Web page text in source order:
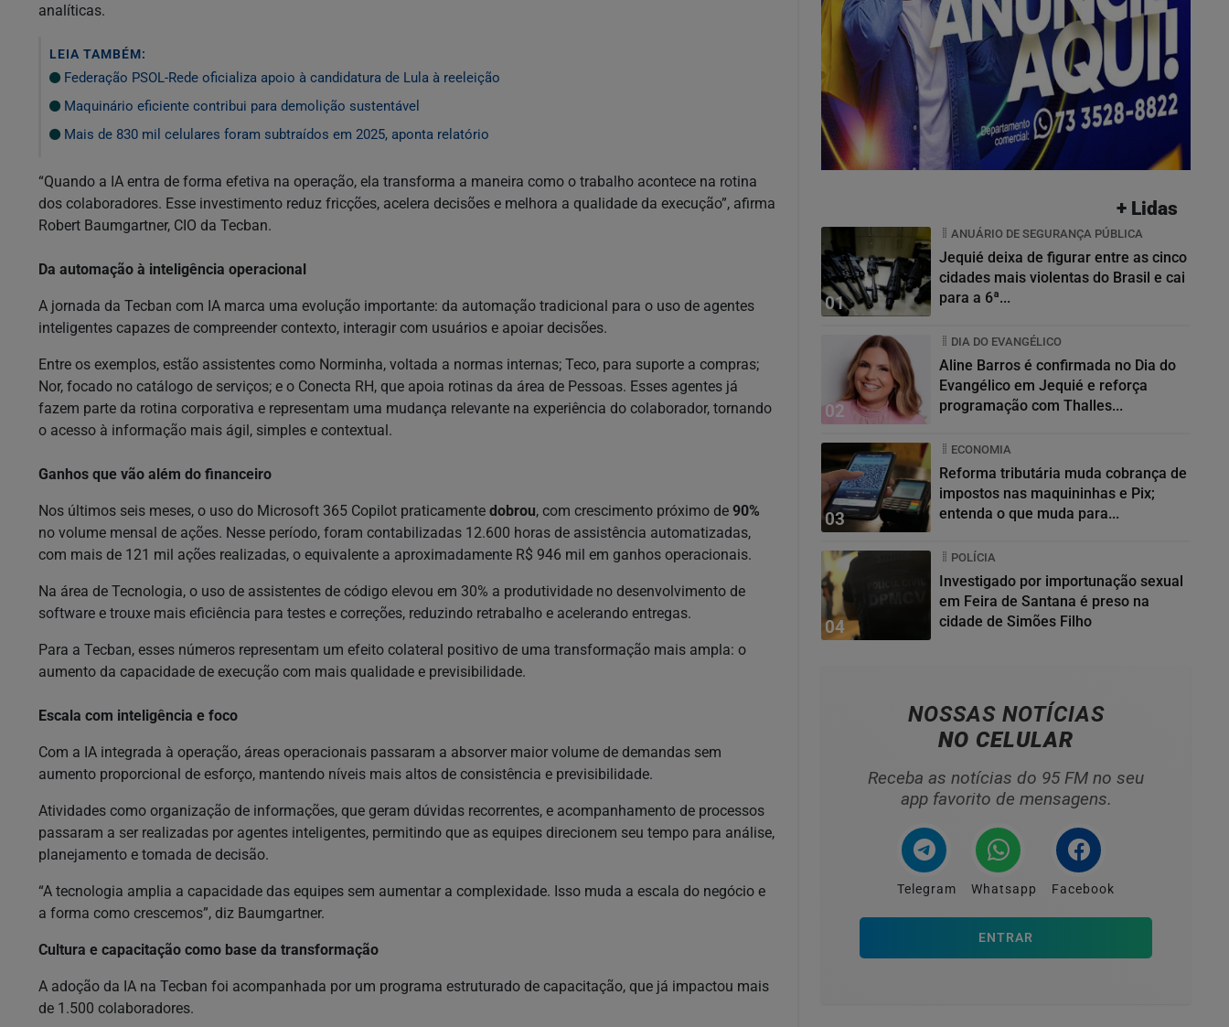
analíticas.
LEIA TAMBÉM:
Federação PSOL-Rede oficializa apoio à candidatura de Lula à reeleição
Maquinário eficiente contribui para demolição sustentável
Mais de 830 mil celulares foram subtraídos em 2025, aponta relatório
“Quando a IA entra de forma efetiva na operação, ela transforma a maneira como o trabalho acontece na rotina
dos colaboradores. Esse investimento reduz fricções, acelera decisões e melhora a qualidade da execução”, afirma
Robert Baumgartner, CIO da Tecban.
Da automação à inteligência operacional
A jornada da Tecban com IA marca uma evolução importante: da automação tradicional para o uso de agentes
inteligentes capazes de compreender contexto, interagir com usuários e apoiar decisões.
Entre os exemplos, estão assistentes como Norminha, voltada a normas internas; Teco, para suporte a compras;
Nor, focado no catálogo de serviços; e o Conecta RH, que apoia rotinas da área de Pessoas. Esses agentes já
fazem parte da rotina corporativa e representam uma mudança relevante na experiência do colaborador, tornando
o acesso à informação mais ágil, simples e contextual.
Ganhos que vão além do financeiro
Nos últimos seis meses, o uso do Microsoft 365 Copilot praticamente dobrou, com crescimento próximo de 90%
no volume mensal de ações. Nesse período, foram contabilizadas 12.600 horas de assistência automatizadas,
com mais de 121 mil ações realizadas, o equivalente a aproximadamente R$ 946 mil em ganhos operacionais.
Na área de Tecnologia, o uso de assistentes de código elevou em 30% a produtividade no desenvolvimento de
software e trouxe mais eficiência para testes e correções, reduzindo retrabalho e acelerando entregas.
Para a Tecban, esses números representam um efeito colateral positivo de uma transformação mais ampla: o
aumento da capacidade de execução com mais qualidade e previsibilidade.
Escala com inteligência e foco
Com a IA integrada à operação, áreas operacionais passaram a absorver maior volume de demandas sem
aumento proporcional de esforço, mantendo níveis mais altos de consistência e previsibilidade.
Atividades como organização de informações, que geram dúvidas recorrentes, e acompanhamento de processos
passaram a ser realizadas por agentes inteligentes, permitindo que as equipes direcionem seu tempo para análise,
planejamento e tomada de decisão.
“A tecnologia amplia a capacidade das equipes sem aumentar a complexidade. Isso muda a escala do negócio e
a forma como crescemos”, diz Baumgartner.
Cultura e capacitação como base da transformação
A adoção da IA na Tecban foi acompanhada por um programa estruturado de capacitação, que já impactou mais
de 1.500 colaboradores.
+ Lidas
01
ANUÁRIO DE SEGURANÇA PÚBLICA
Jequié deixa de figurar entre as cinco
cidades mais violentas do Brasil e cai
para a 6ª...
02
DIA DO EVANGÉLICO
Aline Barros é confirmada no Dia do
Evangélico em Jequié e reforça
programação com Thalles...
03
ECONOMIA
Reforma tributária muda cobrança de
impostos nas maquininhas e Pix;
entenda o que muda para...
04
POLÍCIA
Investigado por importunação sexual
em Feira de Santana é preso na
cidade de Simões Filho
NOSSAS NOTÍCIAS
NO CELULAR
Receba as notícias do 95 FM no seu
app favorito de mensagens.
Telegram Whatsapp Facebook
ENTRAR